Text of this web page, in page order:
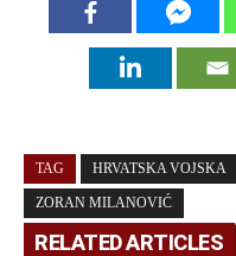
TAG HRVATSKA VOJSKA
ZORAN MILANOVIĆ
RELATED ARTICLES